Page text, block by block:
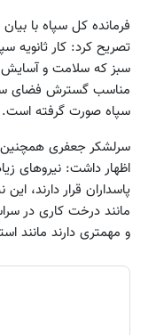
فرمانده کل سپاه با
تصریح کرد: کار ثانویه
سبز که سلامت و آسایش
مناسب گسترش فضای
سپاه صورت گرفته است.
سرلشکر جعفری همچنین
اظهار داشت: نیروهای
پاسداران قرار دارند،
مانند درخت کاری در
و مهمتری دارند مانند